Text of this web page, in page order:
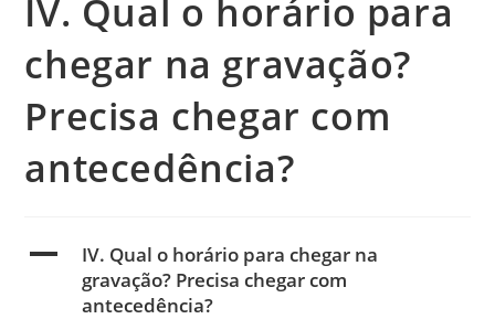
IV. Qual o horário para
chegar na gravação?
Precisa chegar com
antecedência?
A
IV. Qual o horário para chegar na
gravação? Precisa chegar com
antecedência?